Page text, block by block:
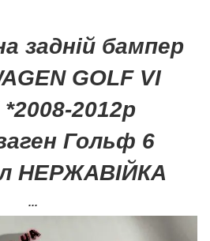
задній бампер
GOLF VI
2012р
Гольф 6
НЕРЖАВІЙКА
...